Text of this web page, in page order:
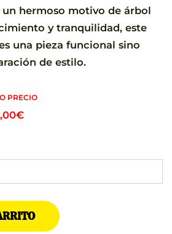
hermoso motivo de árbol
y tranquilidad, este
una pieza funcional sino
de estilo.
€